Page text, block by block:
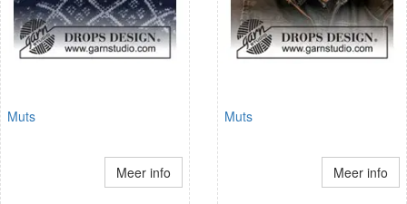
Muts
Meer info
Muts
Meer info